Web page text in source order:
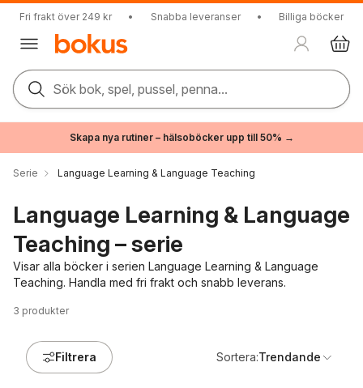
Fri frakt över 249 kr • Snabba leveranser • Billiga böcker
Sök bok, spel, pussel, penna...
Skapa nya rutiner – hälsoböcker upp till 50% →
Serie Language Learning & Language Teaching
Language Learning & Language
Teaching – serie
Visar alla böcker i serien Language Learning & Language
Teaching. Handla med fri frakt och snabb leverans.
3 produkter
Filtrera Sortera:Trendande